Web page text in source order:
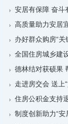
安居有保障 奋
高质量助力安居
办好群众购房“关
全国住房城乡建
德林结对获硕果
走进房交会 送上
住房公积金支持
制度创新助力“安